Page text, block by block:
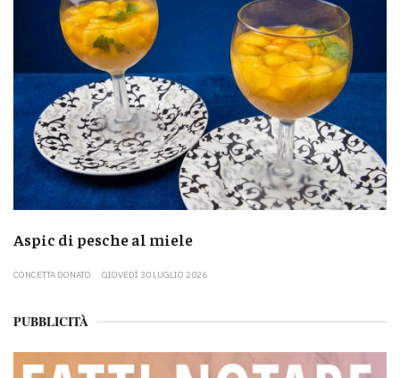
Aspic di pesche al miele
CONCETTA DONATO GIOVEDÌ 30 LUGLIO 2026
PUBBLICITÀ